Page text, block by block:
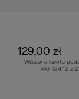
129,00 zł
Wliczona kwota
VAT (24,12